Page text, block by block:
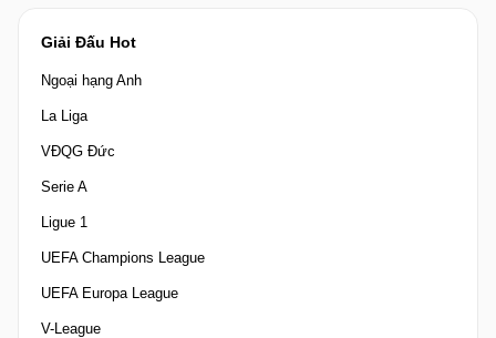
Giải Đấu Hot
Ngoại hạng Anh
La Liga
VĐQG Đức
Serie A
Ligue 1
UEFA Champions League
UEFA Europa League
V-League